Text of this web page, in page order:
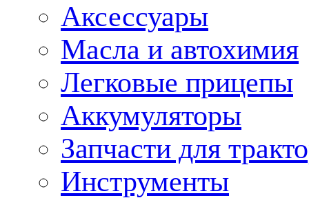
Аксессуары
Масла и автохимия
Легковые прицепы
Аккумуляторы
Запчасти для
Инструменты